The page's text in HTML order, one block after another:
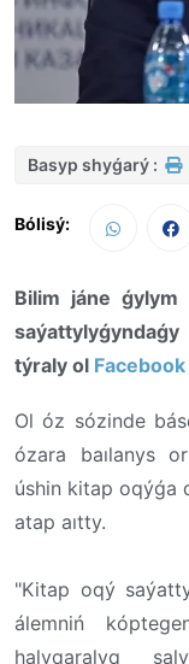
Basyp shyǵarý :
Bólisý:
Bilim jáne ǵylym
týraly ol Facebook
Ol óz sózinde
ózara baılanys
úshin kitap oqýǵa
atap aıtty.
"Kitap oqý
álemniń
halyqaralyq